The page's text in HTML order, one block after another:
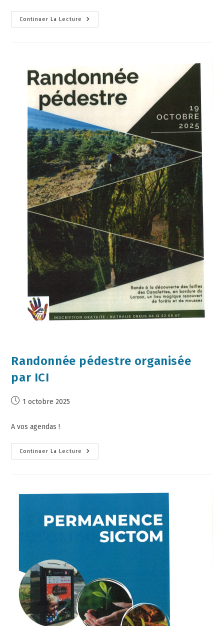
Continuer La Lecture
Randonnée pédestre organisée
par ICI
1 octobre 2025
A vos agendas !
Continuer La Lecture